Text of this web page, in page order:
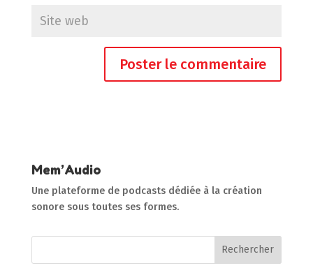
Mem’Audio
Une plateforme de podcasts dédiée à la création
sonore sous toutes ses formes.